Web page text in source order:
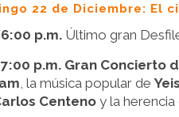
22 de Diciembre: El
p.m. Último gran
p.m. Gran Concierto
, la música popular de
Centeno y la herencia